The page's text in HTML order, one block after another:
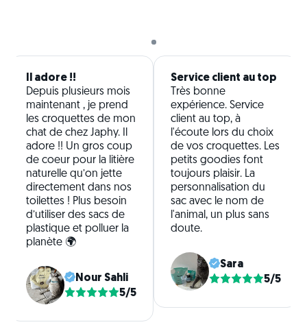
Il adore !!
Depuis plusieurs mois
maintenant , je prend
les croquettes de mon
chat de chez Japhy. Il
adore !! Un gros coup
de coeur pour la litière
naturelle qu’on jette
directement dans nos
toilettes ! Plus besoin
d’utiliser des sacs de
plastique et polluer la
planète 🌍
Nour Sahli
5/5
Service client au top
Très bonne
expérience. Service
client au top, à
l'écoute lors du choix
de vos croquettes. Les
petits goodies font
toujours plaisir. La
personnalisation du
sac avec le nom de
l'animal, un plus sans
doute.
Sara
5/5